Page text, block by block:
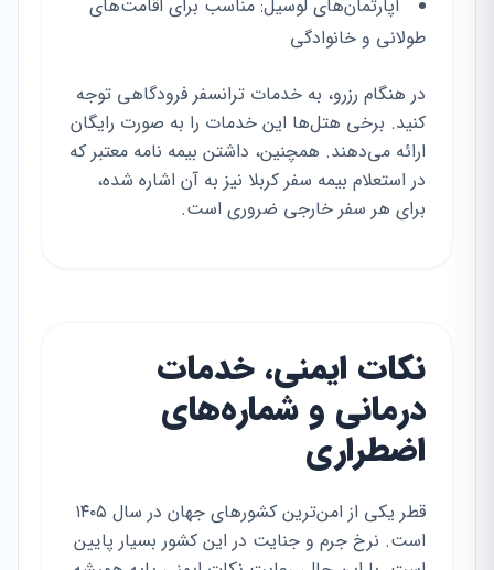
آپارتمان‌های لوسیل: مناسب برای اقامت‌های
طولانی و خانوادگی
در هنگام رزرو، به خدمات ترانسفر فرودگاهی توجه
کنید. برخی هتل‌ها این خدمات را به صورت رایگان
ارائه می‌دهند. همچنین، داشتن بیمه نامه معتبر که
در استعلام بیمه سفر کربلا نیز به آن اشاره شده،
برای هر سفر خارجی ضروری است.
نکات ایمنی، خدمات
درمانی و شماره‌های
اضطراری
قطر یکی از امن‌ترین کشورهای جهان در سال ۱۴۰۵
است. نرخ جرم و جنایت در این کشور بسیار پایین